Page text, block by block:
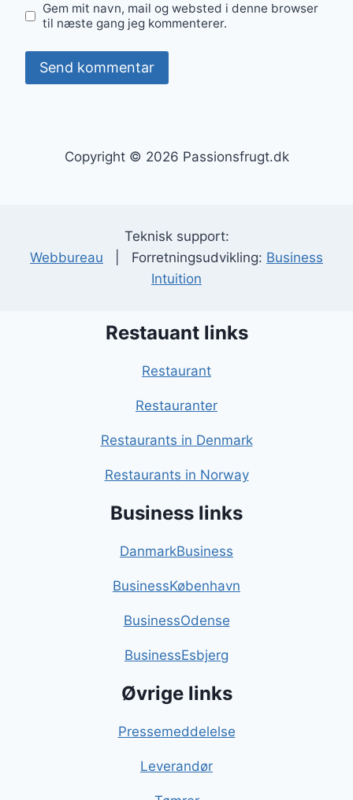
Gem mit navn, mail og websted i denne browser
til næste gang jeg kommenterer.
Copyright © 2026 Passionsfrugt.dk
Teknisk support:
Webbureau | Forretningsudvikling: Business
Intuition
Restauant links
Restaurant
Restauranter
Restaurants in Denmark
Restaurants in Norway
Business links
DanmarkBusiness
BusinessKøbenhavn
BusinessOdense
BusinessEsbjerg
Øvrige links
Pressemeddelelse
Leverandør